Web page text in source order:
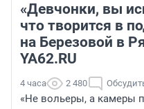
«Девчонки, вы
что творится в
на Березовой в
YA62.RU
4 часа 2 480
«Не вольеры, а камеры